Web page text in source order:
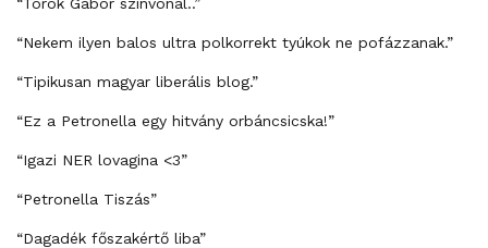
“Nekem ilyen balos ultra polkorrekt tyúkok ne pofázzanak.”
“Tipikusan magyar liberális blog.”
“Ez a Petronella egy hitvány orbáncsicska!”
“Igazi NER lovagina <3”
“Petronella Tiszás”
“Dagadék főszakértő liba”